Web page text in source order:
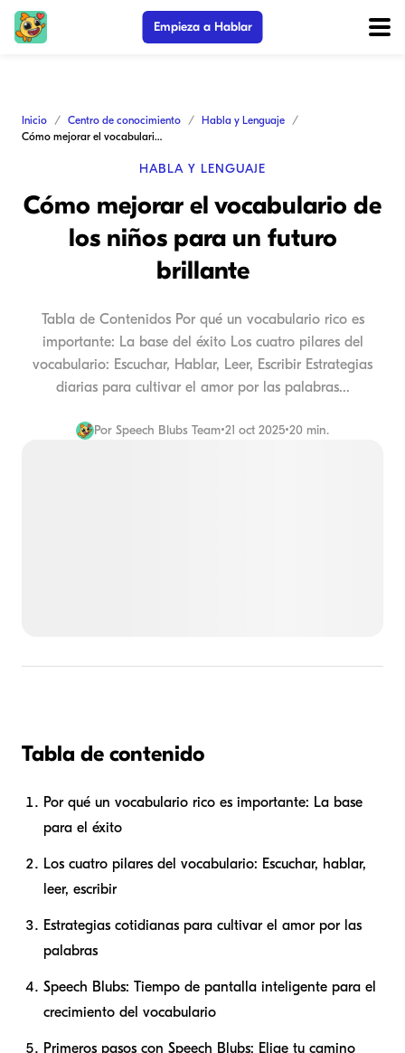
Empieza a Hablar
Inicio Centro de conocimiento
Habla y Lenguaje
Cómo mejorar el vocabulario de los niños para un futuro brillante
HABLA Y LENGUAJE
Cómo mejorar el vocabulario de
los niños para un futuro
brillante
Tabla de Contenidos Por qué un vocabulario rico es
importante: La base del éxito Los cuatro pilares del
vocabulario: Escuchar, Hablar, Leer, Escribir Estrategias
diarias para cultivar el amor por las palabras...
Por Speech Blubs Team•21 oct 2025•20 min.
Tabla de contenido
Por qué un vocabulario rico es importante: La base
para el éxito
Los cuatro pilares del vocabulario: Escuchar, hablar,
leer, escribir
Estrategias cotidianas para cultivar el amor por las
palabras
Speech Blubs: Tiempo de pantalla inteligente para el
crecimiento del vocabulario
Primeros pasos con Speech Blubs: Elige tu camino